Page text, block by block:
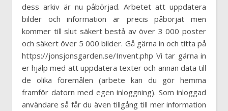
dess arkiv är nu påbörjad. Arbetet att uppdatera
bilder och information är precis påbörjat men
kommer till slut säkert bestå av över 3 000 poster
och säkert över 5 000 bilder. Gå gärna in och titta på
https://jonsjonsgarden.se/Invent.php Vi tar gärna in
er hjälp med att uppdatera texter och annan data till
de olika föremålen (arbete kan du gör hemma
framför datorn med egen inloggning). Som inloggad
användare så får du även tillgång till mer information